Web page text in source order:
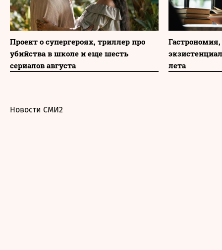
Проект о супергероях, триллер про
убийства в школе и еще шесть
сериалов августа
лета
Новости СМИ2